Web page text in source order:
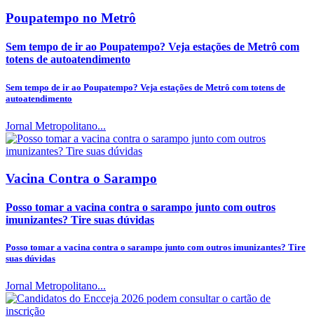
Poupatempo no Metrô
Sem tempo de ir ao Poupatempo? Veja estações de Metrô com
totens de autoatendimento
Sem tempo de ir ao Poupatempo? Veja estações de Metrô com totens de
autoatendimento
Jornal Metropolitano...
Vacina Contra o Sarampo
Posso tomar a vacina contra o sarampo junto com outros
imunizantes? Tire suas dúvidas
Posso tomar a vacina contra o sarampo junto com outros imunizantes? Tire
suas dúvidas
Jornal Metropolitano...